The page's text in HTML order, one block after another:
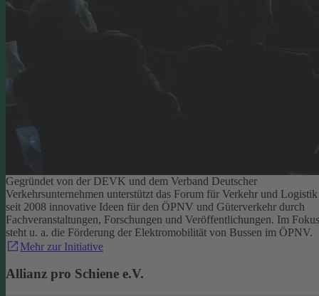
Gegründet von der DEVK und dem Verband Deutscher
Verkehrsunternehmen unterstützt das Forum für Verkehr und Logistik
seit 2008 innovative Ideen für den ÖPNV und Güterverkehr durch
Fachveranstaltungen, Forschungen und Veröffentlichungen. Im Fokus
steht u. a. die Förderung der Elektromobilität von Bussen im ÖPNV.
Mehr zur Initiative
Allianz pro Schiene e.V.